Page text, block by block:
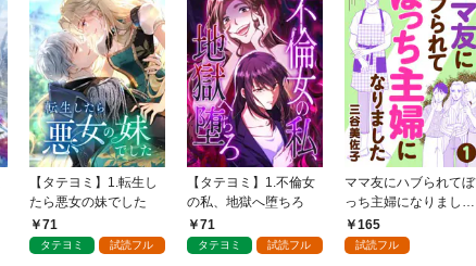
【タテヨミ】1.転生し
たら悪女の妹でした
71
タテヨミ 試読フル
【タテヨミ】1.不倫女
の私、地獄へ堕ちろ
71
タテヨミ 試読フル
ママ友にハブられてぼ
っち主婦になりました
【分冊版】 1
165
試読フル